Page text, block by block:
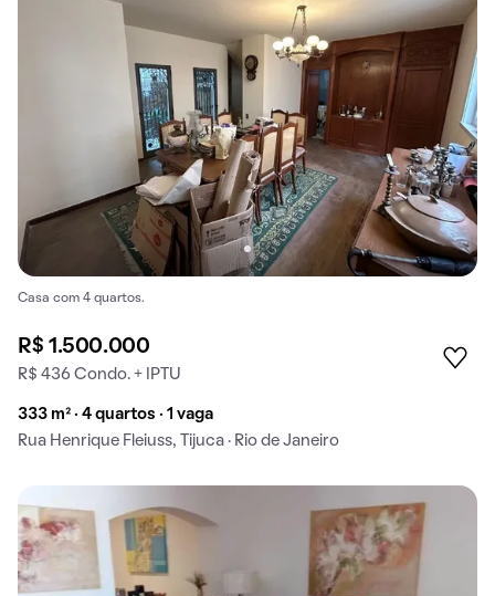
Casa com 4 quartos.
R$ 1.500.000
R$ 436 Condo. + IPTU
333 m² · 4 quartos · 1 vaga
Rua Henrique Fleiuss, Tijuca · Rio de Janeiro